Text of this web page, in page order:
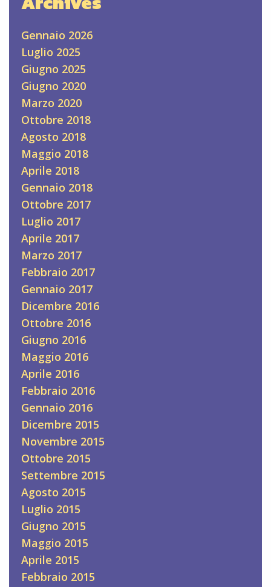
Gennaio 2026
Luglio 2025
Giugno 2025
Giugno 2020
Marzo 2020
Ottobre 2018
Agosto 2018
Maggio 2018
Aprile 2018
Gennaio 2018
Ottobre 2017
Luglio 2017
Aprile 2017
Marzo 2017
Febbraio 2017
Gennaio 2017
Dicembre 2016
Ottobre 2016
Giugno 2016
Maggio 2016
Aprile 2016
Febbraio 2016
Gennaio 2016
Dicembre 2015
Novembre 2015
Ottobre 2015
Settembre 2015
Agosto 2015
Luglio 2015
Giugno 2015
Maggio 2015
Aprile 2015
Febbraio 2015